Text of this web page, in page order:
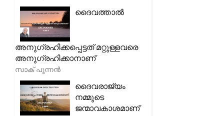
ദൈവത്താൽ
അനുഗ്രഹിക്കപ്പെട്ടത് മറ്റുള്ളവരെ
അനുഗ്രഹിക്കാനാണ്
സാക് പുന്നൻ
ദൈവരാജ്യം
നമ്മുടെ
ജന്മാവകാശമാണ്